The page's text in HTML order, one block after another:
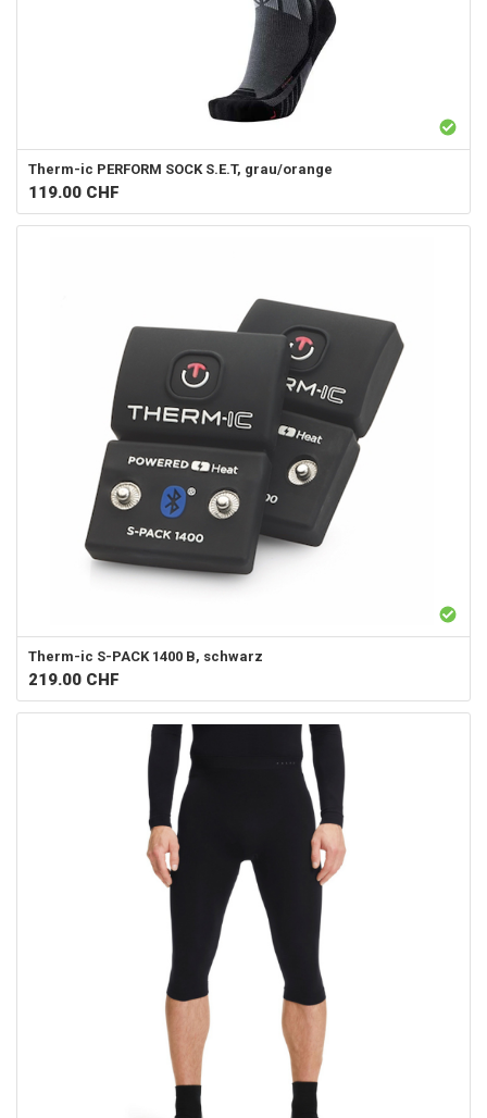
Therm-ic PERFORM SOCK S.E.T, grau/orange
119.00 CHF
Therm-ic S-PACK 1400 B, schwarz
219.00 CHF